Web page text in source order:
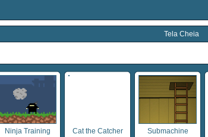
Tela Cheia
Ninja Training Cat the Catcher Submachine